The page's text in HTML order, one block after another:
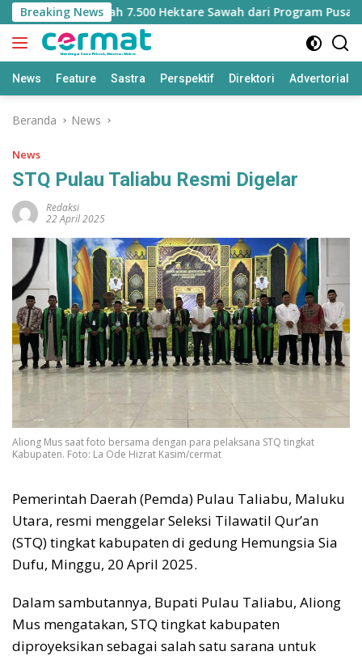
Langsung
ke
konten
Breaking NewsJatah 7.500 Hektare Sawah dari Program Pusat
News Feature Sastra Perspektif Direktori Advertorial
Beranda News
News
STQ Pulau Taliabu Resmi Digelar
Redaksi
22 April 2025
Aliong Mus saat foto bersama dengan para pelaksana STQ tingkat
Kabupaten. Foto: La Ode Hizrat Kasim/cermat
Pemerintah Daerah (Pemda) Pulau Taliabu, Maluku
Utara, resmi menggelar Seleksi Tilawatil Qur’an
(STQ) tingkat kabupaten di gedung Hemungsia Sia
Dufu, Minggu, 20 April 2025.
Dalam sambutannya, Bupati Pulau Taliabu, Aliong
Mus mengatakan, STQ tingkat kabupaten
diproyeksikan sebagai salah satu sarana untuk